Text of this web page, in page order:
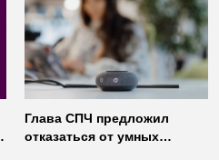
Глава СПЧ предложил
отказаться от умных